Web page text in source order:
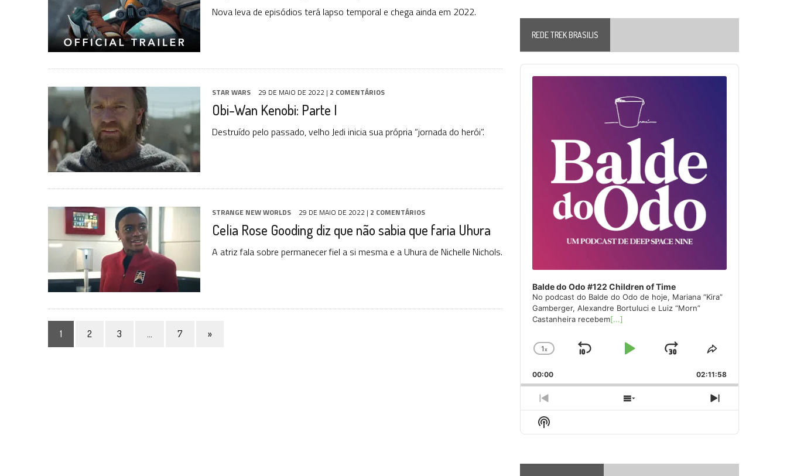
Nova leva de episódios terá lapso temporal e chega ainda em 2022.
STAR WARS 29 DE MAIO DE 2022 | 2 COMENTÁRIOS
Obi-Wan Kenobi: Parte I
Destruído pelo passado, velho Jedi inicia sua própria “jornada do herói”.
STRANGE NEW WORLDS 29 DE MAIO DE 2022 | 2 COMENTÁRIOS
Celia Rose Gooding diz que não sabia que faria Uhura
A atriz fala sobre permanecer fiel a si mesma e a Uhura de Nichelle Nichols.
1 2 3 … 7 »
REDE TREK BRASILIS
Audio
Player
Balde do Odo #122 Children of Time
No podcast do Balde do Odo de hoje, Mariana “Kira”
Gamberger, Alexandre Bortuluci e Luiz “Morn”
Castanheira recebem[...]
Change
Rate
1x
Skip
Play
Jump
Forward
Share
Episode
00:00 02:11:58
Previous
Episode
Show
Episodes
Next
Episode
Show
Podcast